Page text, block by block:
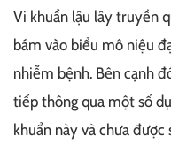
Vi khuẩn lậu lây truyền
bám vào biểu mô niệu
nhiễm bệnh. Bên cạnh
tiếp thông qua một số
khuẩn này và chưa